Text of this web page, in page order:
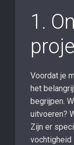
1.
Voordat je
het
begrijpen.
uitvoeren?
Zijn er
vochtigheid